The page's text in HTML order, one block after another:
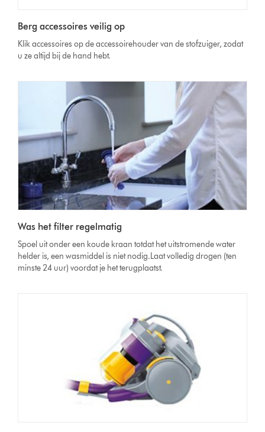
Berg accessoires veilig op
Klik accessoires op de accessoirehouder van de stofzuiger, zodat
u ze altijd bij de hand hebt.
Was het filter regelmatig
Spoel uit onder een koude kraan totdat het uitstromende water
helder is, een wasmiddel is niet nodig.Laat volledig drogen (ten
minste 24 uur) voordat je het terugplaatst.